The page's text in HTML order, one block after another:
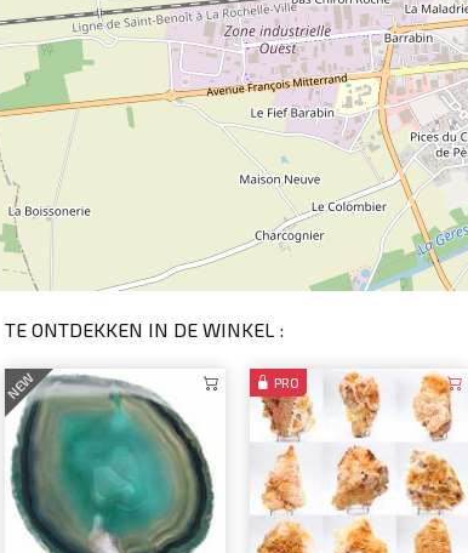
TE ONTDEKKEN IN DE WINKEL :
NEW PRO